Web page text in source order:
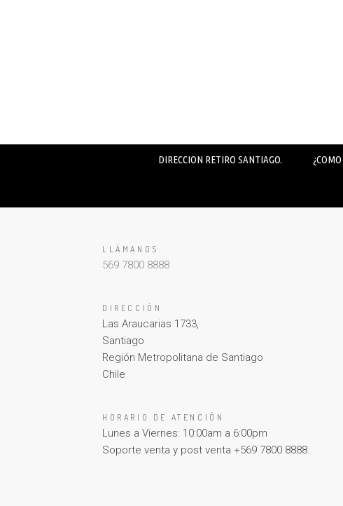
DIRECCION RETIRO SANTIAGO.
LLÁMANOS
569 7800 8888
DIRECCIÓN
Las Araucarias 1733,
Santiago
Región Metropolitana de Santiago
Chile
HORARIO DE ATENCIÓN
Lunes a Viernes: 10:00am a 6:00pm
Soporte venta y post venta +569 7800 8888.